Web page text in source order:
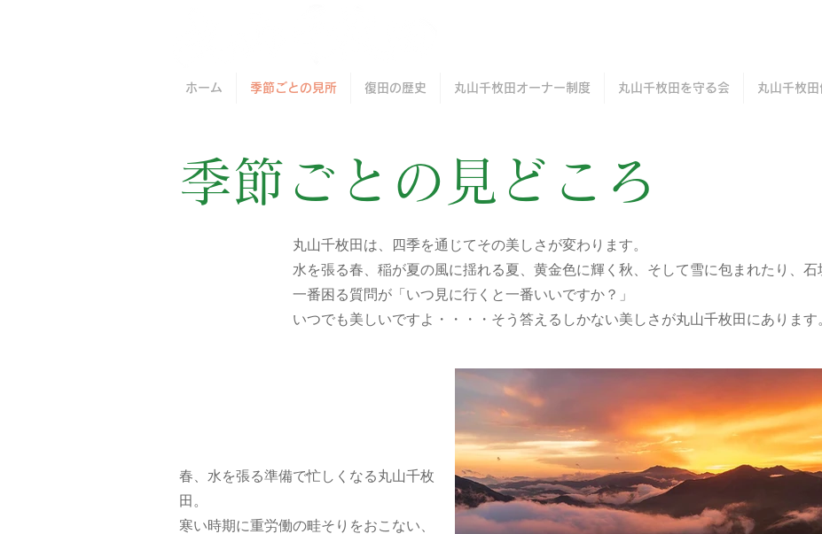
ホーム 季節ごとの見所 復田の歴史 丸山千枚田オーナー制度 丸山千枚田を守る会 丸山千枚田
季節ごとの見どころ
丸山千枚田は、四季を通じてその美しさが変わります。
水を張る春、稲が夏の風に揺れる夏、黄金色に輝く秋、そして雪に包まれたり、石
一番困る質問が「いつ見に行くと一番いいですか？」
いつでも美しいですよ・・・・そう答えるしかない美しさが丸山千枚田にあります
春、 水を張る準備で忙しくなる丸山千枚
田。
寒い時期に重労働の畦そりをおこない、